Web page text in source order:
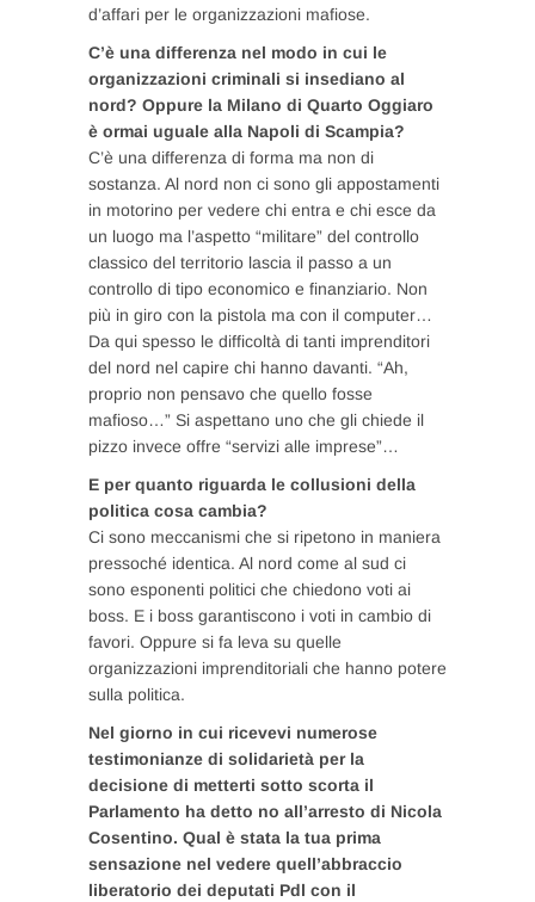
d’affari per le organizzazioni mafiose.
C’è una differenza nel modo in cui le
organizzazioni criminali si insediano al
nord? Oppure la Milano di Quarto Oggiaro
è ormai uguale alla Napoli di Scampia?
C’è una differenza di forma ma non di
sostanza. Al nord non ci sono gli appostamenti
in motorino per vedere chi entra e chi esce da
un luogo ma l’aspetto “militare” del controllo
classico del territorio lascia il passo a un
controllo di tipo economico e finanziario. Non
più in giro con la pistola ma con il computer…
Da qui spesso le difficoltà di tanti imprenditori
del nord nel capire chi hanno davanti. “Ah,
proprio non pensavo che quello fosse
mafioso…” Si aspettano uno che gli chiede il
pizzo invece offre “servizi alle imprese”…
E per quanto riguarda le collusioni della
politica cosa cambia?
Ci sono meccanismi che si ripetono in maniera
pressoché identica. Al nord come al sud ci
sono esponenti politici che chiedono voti ai
boss. E i boss garantiscono i voti in cambio di
favori. Oppure si fa leva su quelle
organizzazioni imprenditoriali che hanno potere
sulla politica.
Nel giorno in cui ricevevi numerose
testimonianze di solidarietà per la
decisione di metterti sotto scorta il
Parlamento ha detto no all’arresto di Nicola
Cosentino. Qual è stata la tua prima
sensazione nel vedere quell’abbraccio
liberatorio dei deputati Pdl con il